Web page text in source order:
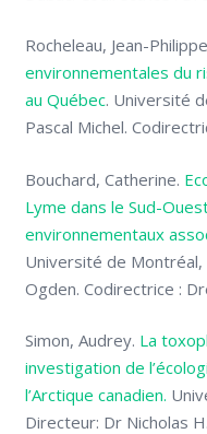
Rocheleau, Jean-
environnementales du
au Québec. Université
Pascal Michel.
Bouchard, Catherine.
Lyme dans le Sud-
environnementaux
Université de Montréal,
Ogden. Codirectrice :
Simon, Audrey. La
investigation de
l’Arctique canadien.
Directeur: Dr Nicholas